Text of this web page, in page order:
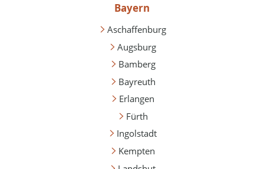
Bayern
Aschaffenburg
Augsburg
Bamberg
Bayreuth
Erlangen
Fürth
Ingolstadt
Kempten